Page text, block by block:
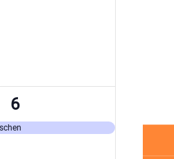
1
Veranstaltung,
6